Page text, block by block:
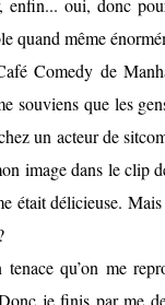
oui, donc
quand même
Comedy de
souviens que les
un acteur de
image dans le clip
était délicieuse.
qu’on me
je finis par me